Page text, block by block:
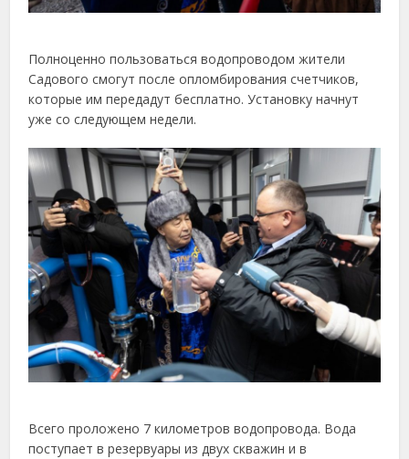
Полноценно пользоваться водопроводом жители
Садового смогут после опломбирования счетчиков,
которые им передадут бесплатно. Установку начнут
уже со следующем недели.
Всего проложено 7 километров водопровода. Вода
поступает в резервуары из двух скважин и в